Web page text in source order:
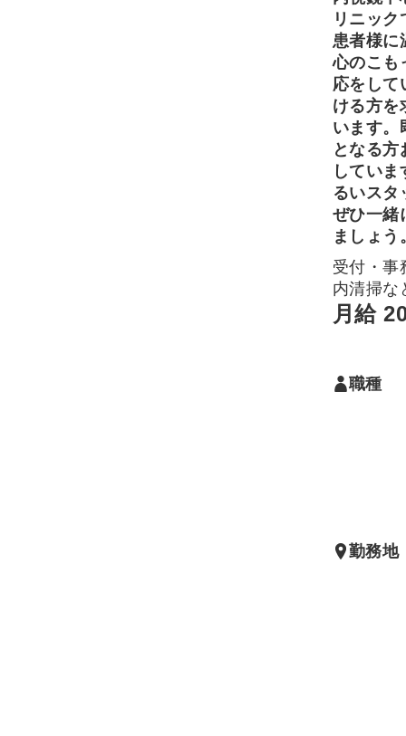
リニック
患者様に
心のこも
応をして
ける方を
います。
となる方
していま
るいスタ
ぜひ一緒
ましょう
受付・事
内清掃な
務を幅
いただく
たくさん
員不足の
月給
職種
勤務地